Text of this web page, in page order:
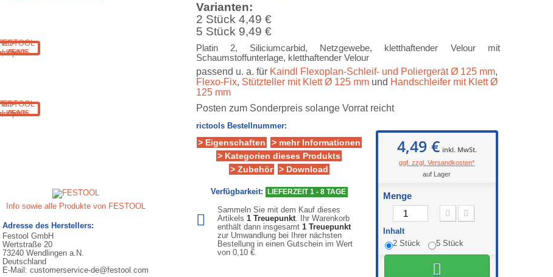
Info sowie alle Produkte von FESTOOL
Adresse des Herstellers:
Festool GmbH
Wertstraße 20
73240 Wendlingen a.N.
Deutschland
E-Mail: customerservice-de@festool.com
Varianten:
2 Stück 4,49 €
5 Stück 9,49 €
Platin 2, Siliciumcarbid, Netzgewebe, kletthaftender Velour mit
Schaumstoffunterlage, kletthaftender Velour
passend u. a. für Kaindl Flexoplan-Schleif- und Poliergerät Ø 125 mm,
Flexo-Fix, Stützteller mit Klett Ø 125 mmund Handschleifer mit Klett Ø
125 mm
Posten zum Sonderpreis solange Vorrat reicht
rictools Bestellnummer:
> Eigenschaften
> mehr Informationen
> Kategorien dieses Produkts
> Zubehör
> Download
Verfügbarkeit: LIEFERZEIT 1 - 8 TAGE
Sammeln Sie mit dem Kauf dieses
Artikels 1Treuepunkt. Ihr Warenkorb
enthält dann insgesamt 1Treuepunkt
zur Umwandlung bei Ihrer nächsten
Bestellung in einen Gutschein im Wert
von 0,10 €.
4,49 € inkl. MwSt.
ggf. zzgl. Versandkosten*
auf Lager
Menge
Inhalt
2 Stück
5 Stück